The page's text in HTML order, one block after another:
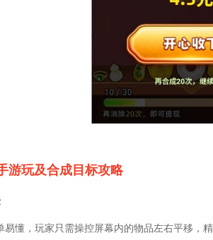
游玩及合成目标攻略
易懂，玩家只需操控屏幕内的物品左右平移，